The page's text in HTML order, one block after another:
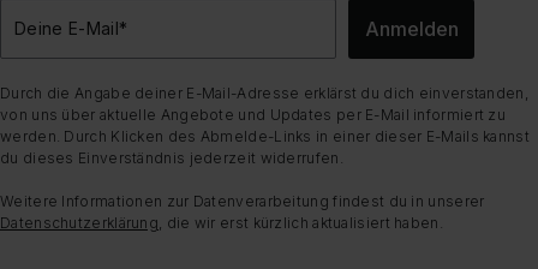
Deine E-Mail* Anmelden
Durch die Angabe deiner E-Mail-Adresse erklärst du dich einverstanden,
von uns über aktuelle Angebote und Updates per E-Mail informiert zu
werden. Durch Klicken des Abmelde-Links in einer dieser E-Mails kannst
du dieses Einverständnis jederzeit widerrufen.
Weitere Informationen zur Datenverarbeitung findest du in unserer
Datenschutzerklärung, die wir erst kürzlich aktualisiert haben.